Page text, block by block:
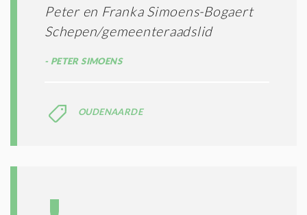
Peter en Franka Simoens-Bogaert
Schepen/gemeenteraadslid
PETER SIMOENS
OUDENAARDE